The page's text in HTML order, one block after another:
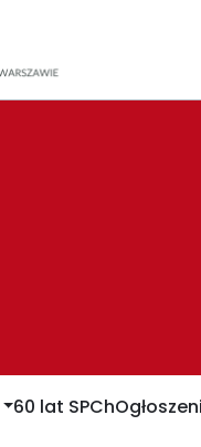
60 lat SPCh